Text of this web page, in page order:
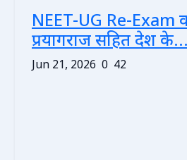
NEET-UG Re-Exam
प्रयागराज सहित देश
Jun 21, 2026 0 42